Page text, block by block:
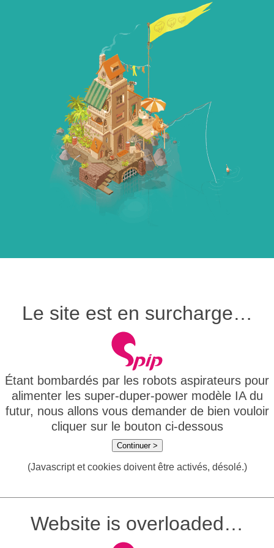
Le site est en surcharge…
Étant bombardés par les robots aspirateurs pour
alimenter les super-duper-power modèle IA du
futur, nous allons vous demander de bien vouloir
cliquer sur le bouton ci-dessous
Continuer >
(Javascript et cookies doivent être activés, désolé.)
Website is overloaded…